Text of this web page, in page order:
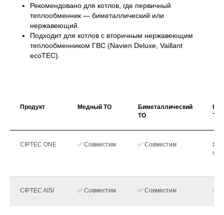
Рекомендовано для котлов, где первичный
теплообменник — биметаллический или
нержавеющий.
Подходит для котлов с вторичным нержавеющим
теплообменником ГВС (Navien Deluxe, Vaillant
ecoTEC).
Продукт Медный ТО
Биметаллический
ТО
ТО
CIPTEC ONE ✅ Совместим ✅ Совместим
❌
CIPTEC AISI ✅ Совместим ✅ Совместим ✅